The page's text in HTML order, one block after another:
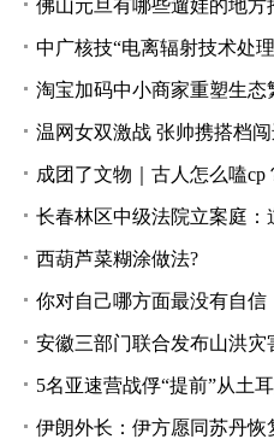
佛山元旦有哪些遛娃的地
中广核技“电离辐射技术处理抗生
淘宝加码中小商家重塑生态
温网女双激战 张帅携搭档闯
成团了文物｜古人怎么嗑cp？画
长春林区中级法院立案庭：道
西葫芦菜糊涂做法?
你对自己哪方面最没有自信
安徽三部门联合发布山洪灾
5名亚速营战俘“提前”从土
伊朗外长：伊方愿同苏丹恢